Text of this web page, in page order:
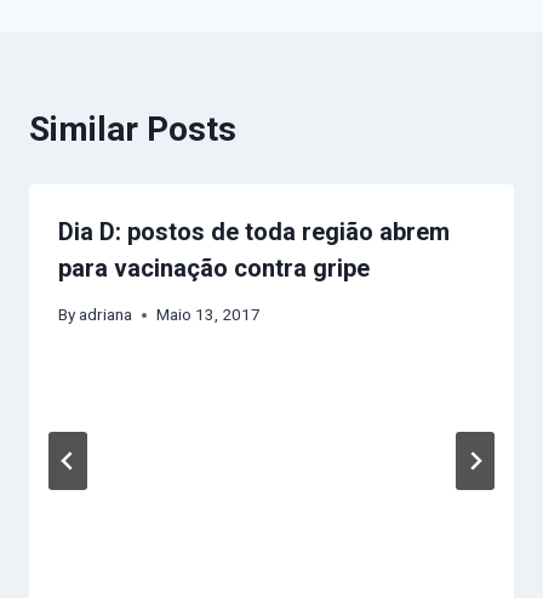
Similar Posts
Dia D: postos de toda região abrem
para vacinação contra gripe
Byadriana Maio 13, 2017